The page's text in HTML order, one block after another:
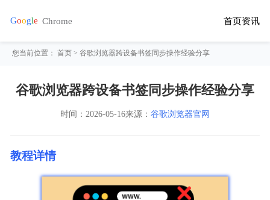
首页资讯
您当前位置：首页 > 谷歌浏览器跨设备书签同步操作经验分享
谷歌浏览器跨设备书签同步操作经验分享
时间： 2026-05-16来源： 谷歌浏览器官网
教程详情